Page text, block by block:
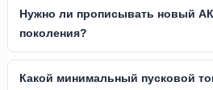
Нужно ли прописывать новый
поколения?
Какой минимальный пусковой